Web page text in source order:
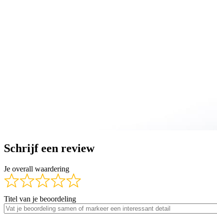
Schrijf een review
Je overall waardering
Titel van je beoordeling